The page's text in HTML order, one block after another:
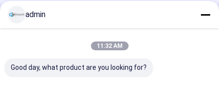
Produits Recommandés
admin
11:32 AM
Good day, what product are you looking for?